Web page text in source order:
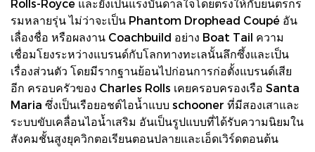
Rolls-Royce และยังเป็นแรงบันดาลใจโดยตรงให้กับยนตรกร
รมหลายรุ่น ไม่ว่าจะเป็น Phantom Drophead Coupé อัน
เลื่องชื่อ หรือผลงาน Coachbuild อย่าง Boat Tail ความ
เชื่อมโยงระหว่างแบรนด์กับโลกทางทะเลนั้นลึกซึ้งและเป็น
เรื่องส่วนตัว โดยมีรากฐานย้อนไปก่อนการก่อตั้งแบรนด์เสีย
อีก ครอบครัวของ Charles Rolls เคยครอบครองเรือ Santa
Maria ซึ่งเป็นเรือยอชต์ไอน้ำแบบ schooner ที่มีสองเสาและ
ระบบขับเคลื่อนไอน้ำเสริม อันเป็นรูปแบบที่ได้รับความนิยมใน
สังคมชั้นสูงยุควิกตอเรียนตอนปลายและเอ็ดเวิร์ดตอนต้น